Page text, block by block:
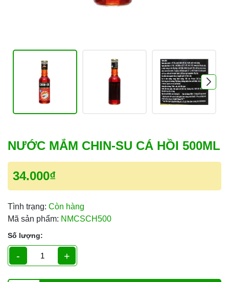
NƯỚC MẮM CHIN-SU CÁ HỒI 500ML
34.000₫
Tình trạng: Còn hàng
Mã sản phẩm: NMCSCH500
Số lượng:
- +